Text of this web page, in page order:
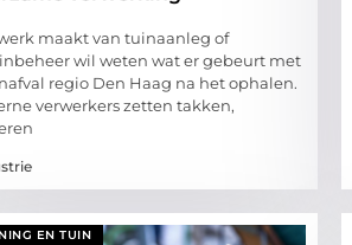
maakt van tuinaanleg of
wil weten wat er gebeurt met
regio Den Haag na het ophalen.
verwerkers zetten takken,
EN TUIN